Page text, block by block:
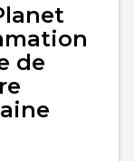
de